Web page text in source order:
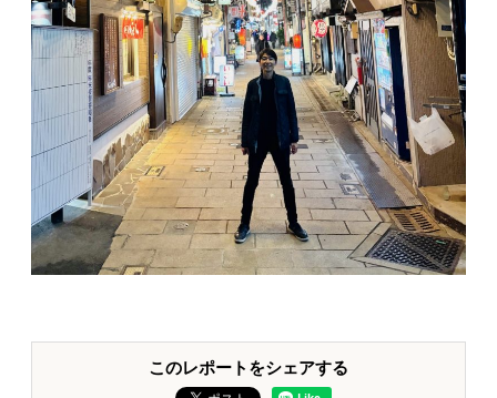
このレポートをシェアする